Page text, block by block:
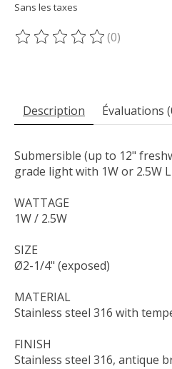
Sans les taxes
Ce produit est évalué à
(0)
Description Évaluations
Submersible (up to 12"
grade light with 1W or 2.5W
WATTAGE
1W / 2.5W
SIZE
Ø2-1/4" (exposed)
MATERIAL
Stainless steel 316 with
FINISH
Stainless steel 316, antique